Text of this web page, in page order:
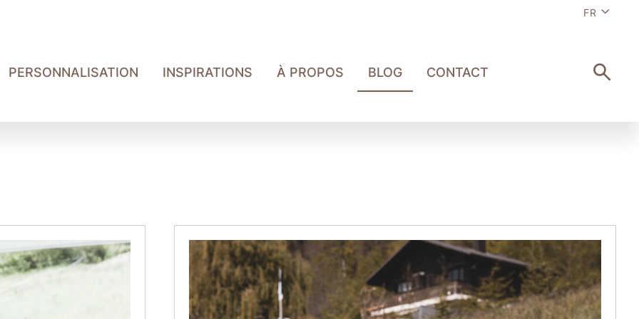
Langue
FR
PERSONNALISATION INSPIRATIONS À PROPOS BLOG CONTACT